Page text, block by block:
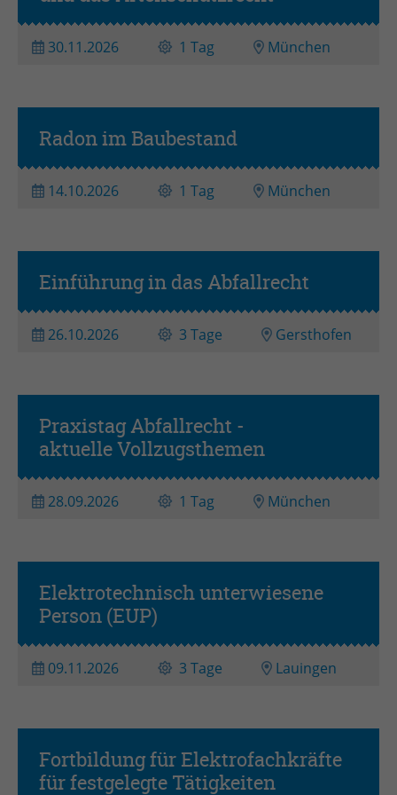
30.11.2026 1 Tag München
Radon im Baubestand
14.10.2026 1 Tag München
Einführung in das Abfallrecht
26.10.2026 3 Tage Gersthofen
Praxistag Abfallrecht -
aktuelle Vollzugsthemen
28.09.2026 1 Tag München
Elektrotechnisch unterwiesene
Person (EUP)
09.11.2026 3 Tage Lauingen
Fortbildung für Elektrofachkräfte
für festgelegte Tätigkeiten
Zweck Admin-Login Redaktionssystem
Zweck Betrieb TYPO3